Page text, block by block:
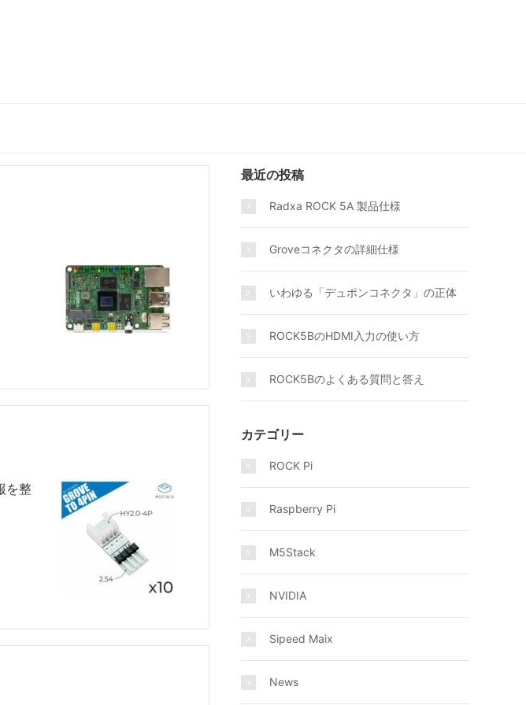
を整
最近の投稿
Radxa ROCK 5A 製品仕様
Groveコネクタの詳細仕様
いわゆる「デュポンコネクタ」の正体
ROCK5BのHDMI入力の使い方
ROCK5Bのよくある質問と答え
カテゴリー
ROCK Pi
Raspberry Pi
M5Stack
NVIDIA
Sipeed Maix
News